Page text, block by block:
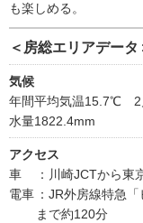
も楽しめる。
＜房総エリアデータ
気候
年間平均気温15.7℃
水量1822.4mm
アクセス
車
：川崎JCTから東
電車 ：JR外房線特急
まで約120分